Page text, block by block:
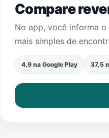
Compare
No app, você informa
mais simples de
4,9 na Google Play 37,5